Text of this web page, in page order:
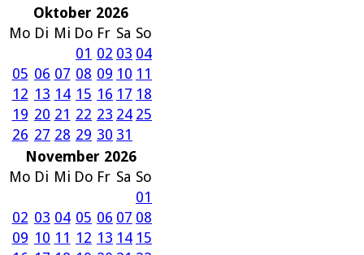
Oktober 2026
Mo Di Mi Do Fr Sa So
01 02 03 04
05 06 07 08 09 10 11
12 13 14 15 16 17 18
19 20 21 22 23 24 25
26 27 28 29 30 31
November 2026
Mo Di Mi Do Fr Sa So
01
02 03 04 05 06 07 08
09 10 11 12 13 14 15